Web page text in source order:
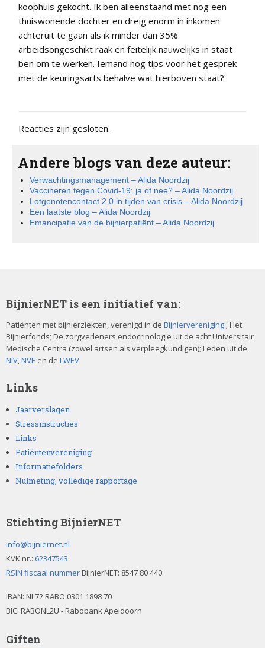
koophuis gekocht. Ik ben alleenstaand met nog een
thuiswonende dochter en dreig enorm in inkomen
achteruit te gaan als ik minder dan 35%
arbeidsongeschikt raak en feitelijk nauwelijks in staat
ben om te werken. Iemand nog tips voor het gesprek
met de keuringsarts behalve wat hierboven staat?
Reacties zijn gesloten.
Andere blogs van deze auteur:
Verwachtingsmanagement – Alida Noordzij
Vaccineren tegen Covid-19: ja of nee? – Alida Noordzij
Lotgenotencontact 2.0 in tijden van crisis – Alida Noordzij
Een laatste blog – Alida Noordzij
Emancipatie van de bijnierpatiënt – Alida Noordzij
BijnierNET is een initiatief van:
Patiënten met bijnierziekten, verenigd in de Bijniervereniging ; Het
Bijnierfonds; De zorgverleners endocrinologie uit de acht Universitair
Medische Centra (zowel artsen als verpleegkundigen); Leden uit de
NIV,NVE en de LWEV.
Links
Jaarverslagen
Stressinstructies
Links
Patiëntenvereniging
Informatiefolders
Nulmeting, volledige rapportage
Stichting BijnierNET
info@bijniernet.nl
KVK nr.: 62347543
RSIN fiscaal nummerBijnierNET: 8547 80 440
IBAN: NL72 RABO 0301 1898 70
BIC: RABONL2U - Rabobank Apeldoorn
Giften